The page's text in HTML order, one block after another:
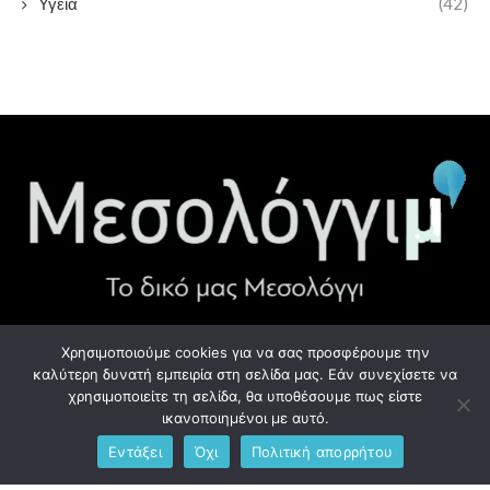
ΧΡΉΣΙΜΑ LINK
Προσωπικά Δεδομένα - GDPR
Ανδρέου Λόντου 1, Μεσολόγγι 302 00
Χρησιμοποιούμε cookies για να σας προσφέρουμε την
καλύτερη δυνατή εμπειρία στη σελίδα μας. Εάν συνεχίσετε να
χρησιμοποιείτε τη σελίδα, θα υποθέσουμε πως είστε
ικανοποιημένοι με αυτό.
Εντάξει
Όχι Πολιτική απορρήτου